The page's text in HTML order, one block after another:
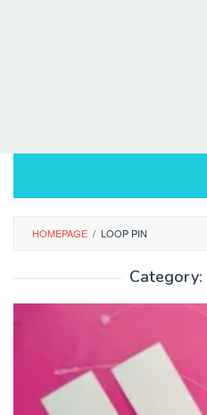
HOMEPAGE / LOOP PIN
Category: